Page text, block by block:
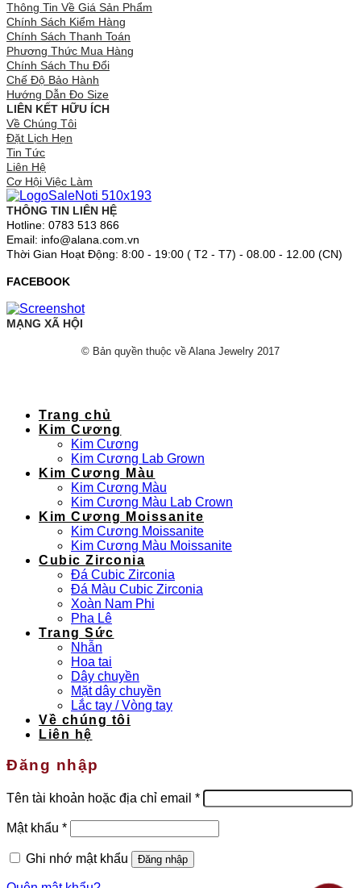
Thông Tin Về Giá Sản Phẩm
Chính Sách Kiểm Hàng
Chính Sách Thanh Toán
Phương Thức Mua Hàng
Chính Sách Thu Đổi
Chế Độ Bảo Hành
Hướng Dẫn Đo Size
LIÊN KẾT HỮU ÍCH
Về Chúng Tôi
Đặt Lịch Hẹn
Tin Tức
Liên Hệ
Cơ Hội Việc Làm
THÔNG TIN LIÊN HỆ
Hotline: 0783 513 866
Email: info@alana.com.vn
Thời Gian Hoạt Động: 8:00 - 19:00 ( T2 - T7) - 08.00 - 12.00 (CN)
FACEBOOK
MẠNG XÃ HỘI
© Bản quyền thuộc về Alana Jewelry 2017
Trang chủ
Kim Cương
Kim Cương
Kim Cương Lab Grown
Kim Cương Màu
Kim Cương Màu
Kim Cương Màu Lab Crown
Kim Cương Moissanite
Kim Cương Moissanite
Kim Cương Màu Moissanite
Cubic Zirconia
Đá Cubic Zirconia
Đá Màu Cubic Zirconia
Xoàn Nam Phi
Pha Lê
Trang Sức
Nhẫn
Hoa tai
Dây chuyền
Mặt dây chuyền
Lắc tay / Vòng tay
Về chúng tôi
Liên hệ
Đăng nhập
Tên tài khoản hoặc địa chỉ email *Bắt
buộc
Mật khẩu *Bắt
buộc
Ghi nhớ mật khẩu
Đăng nhập